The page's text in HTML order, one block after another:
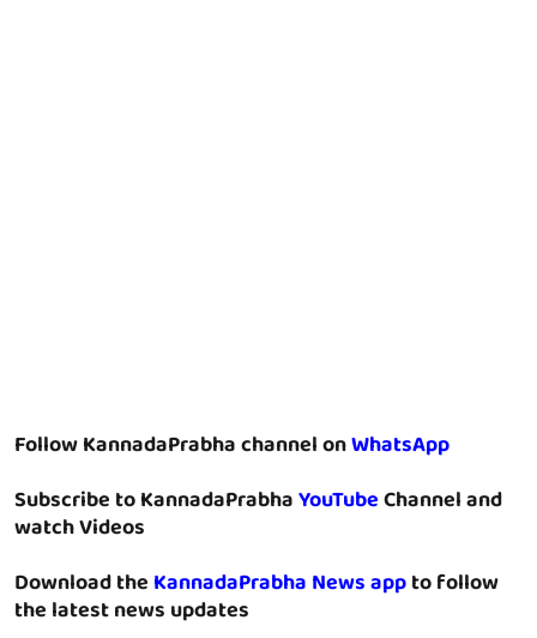
Follow KannadaPrabha channel onWhatsApp
Subscribe to KannadaPrabhaYouTubeChannel and
watch Videos
Download theKannadaPrabha News appto follow
the latest news updates